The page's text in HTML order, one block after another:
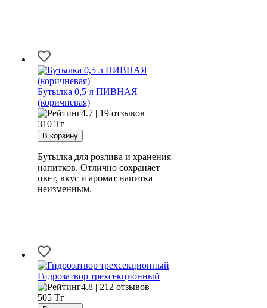
Бутылка 0,5 л ПИВНАЯ
(коричневая)
4.7 | 19 отзывов
310 Тг
Бутылка для розлива и хранения
напитков. Отлично сохраняет
цвет, вкус и аромат напитка
неизменным.
Гидрозатвор трехсекционный
4.8 | 212 отзывов
505 Тг